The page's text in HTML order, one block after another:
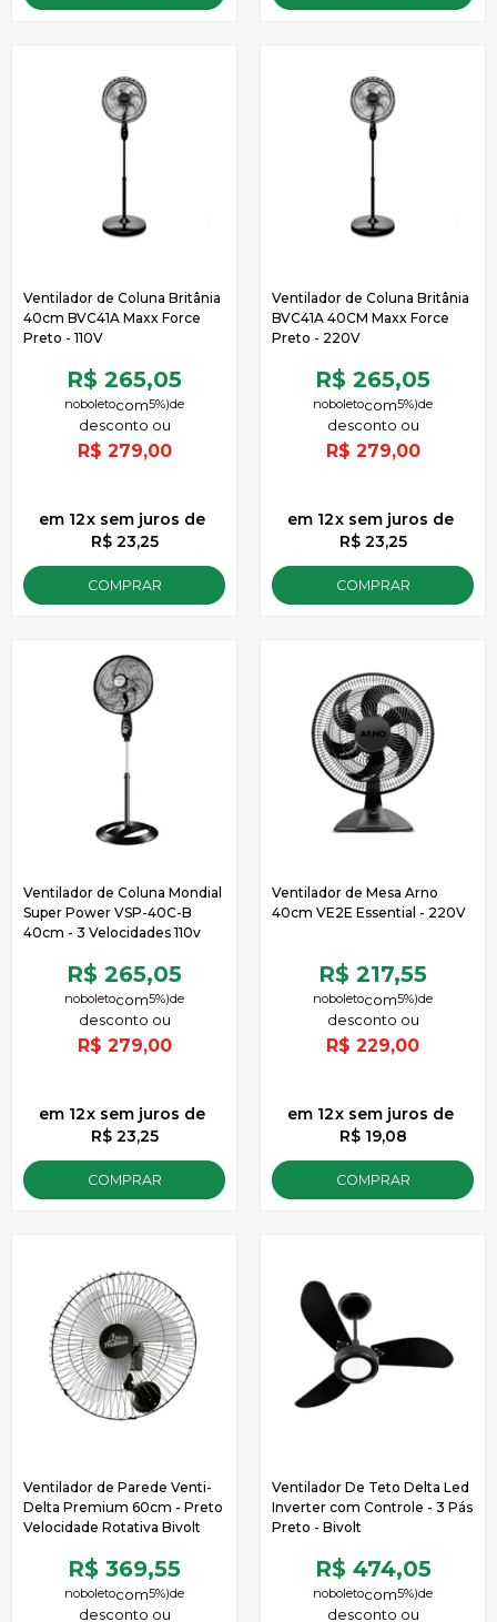
Ventilador de Coluna Britânia
40cm BVC41A Maxx Force
Preto - 110V
R$ 265,05
de
5%)
noboleto
R$ 279,00
12x
de
R$ 23,25
sem juros
COMPRAR
Ventilador de Coluna Britânia
BVC41A 40CM Maxx Force
Preto - 220V
R$ 265,05
de
5%)
noboleto
R$ 279,00
12x
de
R$ 23,25
sem juros
COMPRAR
Ventilador de Coluna Mondial
Super Power VSP-40C-B
40cm - 3 Velocidades 110v
R$ 265,05
de
5%)
noboleto
R$ 279,00
12x
de
R$ 23,25
sem juros
COMPRAR
Ventilador de Mesa Arno
40cm VE2E Essential - 220V
R$ 217,55
de
5%)
noboleto
R$ 229,00
12x
de
R$ 19,08
sem juros
COMPRAR
Ventilador de Parede Venti-
Delta Premium 60cm - Preto
Velocidade Rotativa Bivolt
R$ 369,55
de
5%)
noboleto
Ventilador De Teto Delta Led
Inverter com Controle - 3 Pás
Preto - Bivolt
R$ 474,05
de
5%)
noboleto